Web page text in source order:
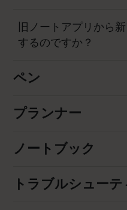
旧ノートアプリから
するのですか？
ペン
プランナー
ノートブック
トラブルシュー